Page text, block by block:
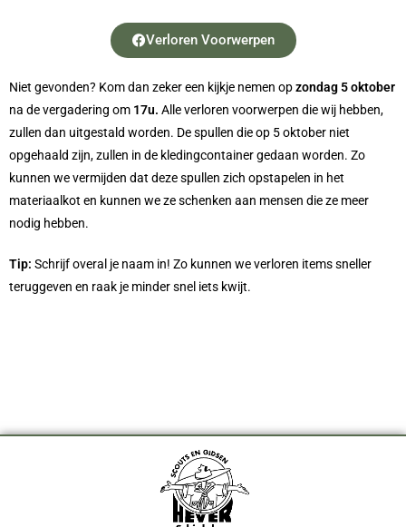
Verloren Voorwerpen
Niet gevonden? Kom dan zeker een kijkje nemen opzondag 5 oktober
na de vergadering om 17u. Alle verloren voorwerpen die wij hebben,
zullen dan uitgestald worden. De spullen die op 5 oktober niet
opgehaald zijn, zullen in de kledingcontainer gedaan worden. Zo
kunnen we vermijden dat deze spullen zich opstapelen in het
materiaalkot en kunnen we ze schenken aan mensen die ze meer
nodig hebben.
Tip: Schrijf overal je naam in! Zo kunnen we verloren items sneller
teruggeven en raak je minder snel iets kwijt.